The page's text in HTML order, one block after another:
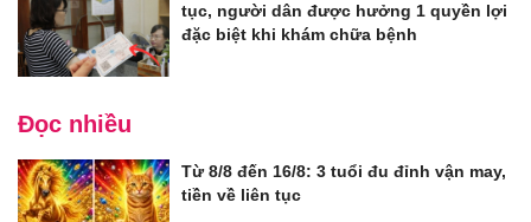
tục, người dân được hưởng 1 quyền lợi
đặc biệt khi khám chữa bệnh
Đọc nhiều
Từ 8/8 đến 16/8: 3 tuổi đu đỉnh vận may,
tiền về liên tục